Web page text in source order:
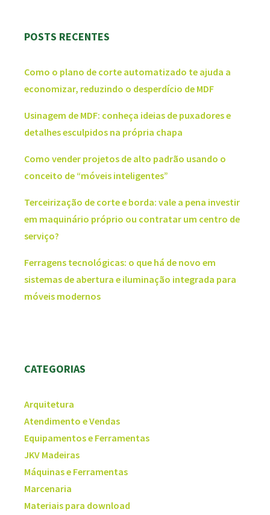
POSTS RECENTES
Como o plano de corte automatizado te ajuda a
economizar, reduzindo o desperdício de MDF
Usinagem de MDF: conheça ideias de puxadores e
detalhes esculpidos na própria chapa
Como vender projetos de alto padrão usando o
conceito de “móveis inteligentes”
Terceirização de corte e borda: vale a pena investir
em maquinário próprio ou contratar um centro de
serviço?
Ferragens tecnológicas: o que há de novo em
sistemas de abertura e iluminação integrada para
móveis modernos
CATEGORIAS
Arquitetura
Atendimento e Vendas
Equipamentos e Ferramentas
JKV Madeiras
Máquinas e Ferramentas
Marcenaria
Materiais para download